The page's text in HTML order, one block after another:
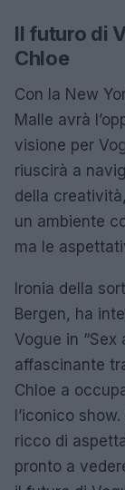
Il futuro di
Chloe
Con la New
Malle avrà
visione per
riuscirà a
della
un ambiente
ma le
Ironia della
Bergen, ha
Vogue in “Sex
affascinante
Chloe a
l’iconico
ricco di
pronto a